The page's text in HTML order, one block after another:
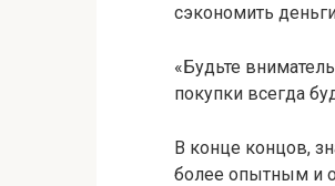
сэкономить
«Будьте
покупки всегда
В конце концов,
более опытным и